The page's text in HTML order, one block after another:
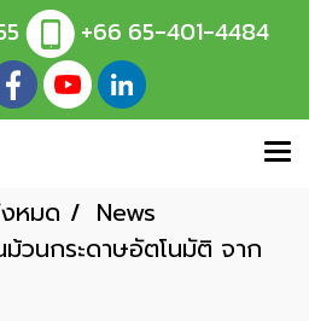
+66 65-401-4484
หมด
News
วนกระดาษอัตโนมัติ จาก